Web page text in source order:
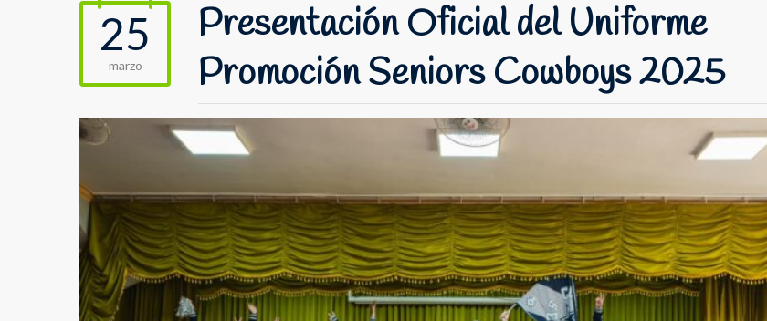
25
marzo
Presentación Oficial del Uniforme
Promoción Seniors Cowboys 2025